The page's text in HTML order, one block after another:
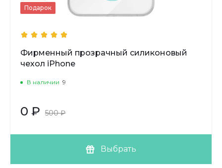
Подарок
Фирменный прозрачный силиконовый
чехол iPhone
В наличии 9
0 ₽ 500 ₽
Выбрать